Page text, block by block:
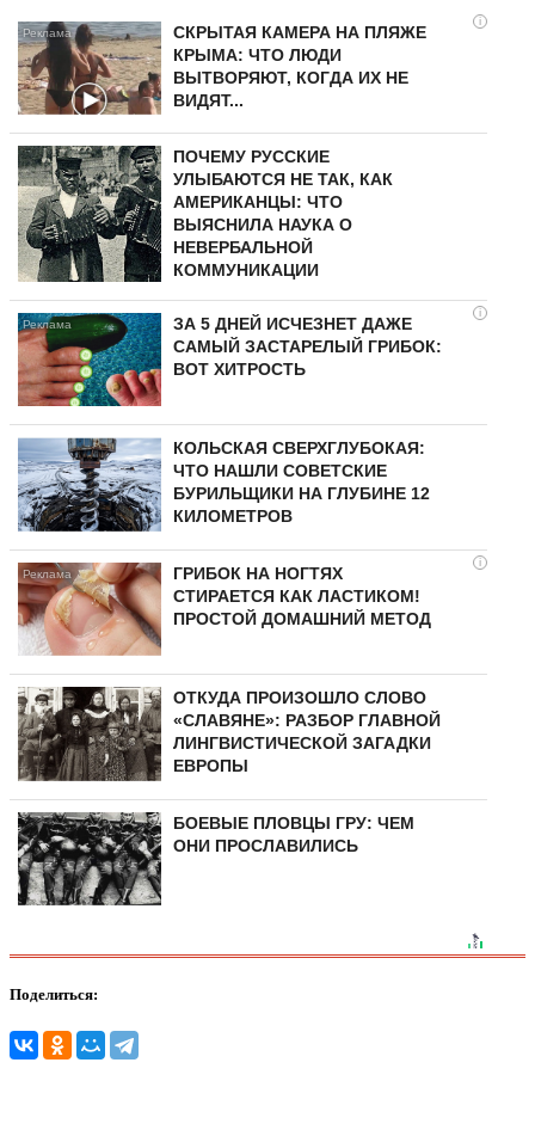
i
СКРЫТАЯ КАМЕРА НА ПЛЯЖЕ
КРЫМА: ЧТО ЛЮДИ
ВЫТВОРЯЮТ, КОГДА ИХ НЕ
ВИДЯТ...
ПОЧЕМУ РУССКИЕ
УЛЫБАЮТСЯ НЕ ТАК, КАК
АМЕРИКАНЦЫ: ЧТО
ВЫЯСНИЛА НАУКА О
НЕВЕРБАЛЬНОЙ
КОММУНИКАЦИИ
i
ЗА 5 ДНЕЙ ИСЧЕЗНЕТ ДАЖЕ
САМЫЙ ЗАСТАРЕЛЫЙ ГРИБОК:
ВОТ ХИТРОСТЬ
КОЛЬСКАЯ СВЕРХГЛУБОКАЯ:
ЧТО НАШЛИ СОВЕТСКИЕ
БУРИЛЬЩИКИ НА ГЛУБИНЕ 12
КИЛОМЕТРОВ
i
ГРИБОК НА НОГТЯХ
СТИРАЕТСЯ КАК ЛАСТИКОМ!
ПРОСТОЙ ДОМАШНИЙ МЕТОД
ОТКУДА ПРОИЗОШЛО СЛОВО
«СЛАВЯНЕ»: РАЗБОР ГЛАВНОЙ
ЛИНГВИСТИЧЕСКОЙ ЗАГАДКИ
ЕВРОПЫ
БОЕВЫЕ ПЛОВЦЫ ГРУ: ЧЕМ
ОНИ ПРОСЛАВИЛИСЬ
Поделиться: